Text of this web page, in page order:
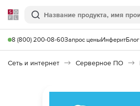
Softline
Поиск
8 (800) 200-08-60Запрос ценыИнферитБлог
Сеть и интернет Серверное ПО